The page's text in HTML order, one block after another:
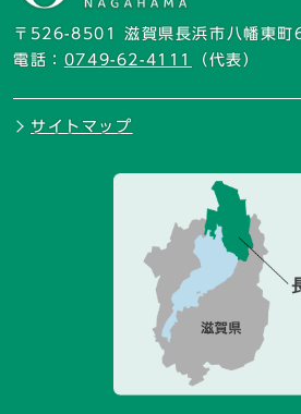
〒526-8501 滋賀県長浜市八幡東町
電話： 0749-62-4111 （代表）
サイトマップ